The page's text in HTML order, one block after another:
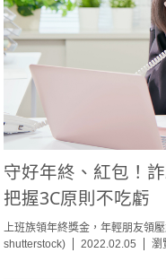
守好年終、紅包！
把握3C原則不吃虧
上班族領年終獎金，年輕朋友領
shutterstock)
2022.02.05 瀏